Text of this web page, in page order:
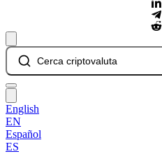
Cerca criptovaluta
English
EN
Español
ES